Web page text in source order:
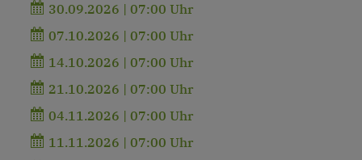
30.09.2026 | 07:00 Uhr
07.10.2026 | 07:00 Uhr
14.10.2026 | 07:00 Uhr
21.10.2026 | 07:00 Uhr
04.11.2026 | 07:00 Uhr
11.11.2026 | 07:00 Uhr